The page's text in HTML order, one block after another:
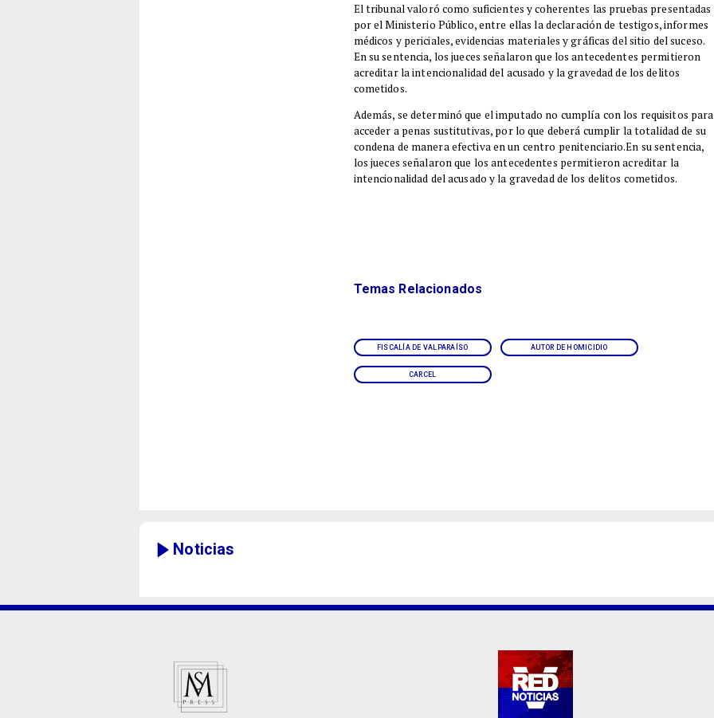
El tribunal valoró como suficientes y coherentes las pruebas presentadas
por el Ministerio Público, entre ellas la declaración de testigos, informes
médicos y periciales, evidencias materiales y gráficas del sitio del suceso.
En su sentencia, los jueces señalaron que los antecedentes permitieron
acreditar la intencionalidad del acusado y la gravedad de los delitos
cometidos.
Además, se determinó que el imputado no cumplía con los requisitos para
acceder a penas sustitutivas, por lo que deberá cumplir la totalidad de su
condena de manera efectiva en un centro penitenciario.En su sentencia,
los jueces señalaron que los antecedentes permitieron acreditar la
intencionalidad del acusado y la gravedad de los delitos cometidos.
FISCALÍA DE VALPARAÍSO AUTOR DE HOMICIDIO
CARCEL
Temas Relacionados
Noticias